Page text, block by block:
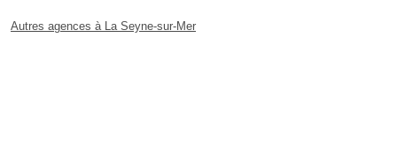
Autres agences à La Seyne-sur-Mer